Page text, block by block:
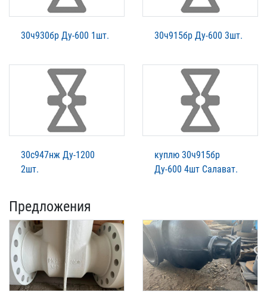
30ч930бр Ду-600 1шт. 30ч915бр Ду-600 3шт.
30с947нж Ду-1200
2шт.
куплю 30ч915бр
Ду-600 4шт Салават.
Предложения